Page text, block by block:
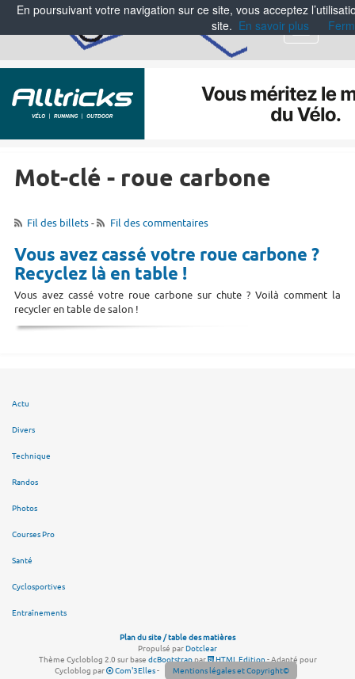
Menu
Mot-clé - roue carbone
Fil des billets- Fil des commentaires
Vous avez cassé votre roue carbone ?
Recyclez là en table !
Vous avez cassé votre roue carbone sur chute ? Voilà comment la
recycler en table de salon !
Actu
Divers
Technique
Randos
Photos
Courses Pro
Santé
Cyclosportives
Entraînements
Plan du site / table des matières
Propulsé parDotclear
Thème Cycloblog 2.0 sur base dcBootstrappar HTML Edition- Adapté pour
Cycloblog par
Com'3Elles- Mentions légales et Copyright©
En poursuivant votre navigation sur ce site, vous acceptez
site. En savoir plus